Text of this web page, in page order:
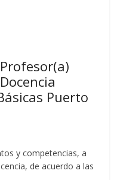
Puerto
y competencias, a
de acuerdo a las